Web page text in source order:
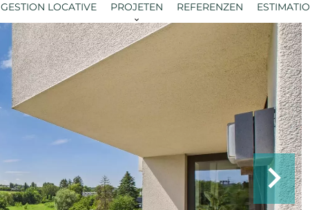
GESTION LOCATIVE PROJETEN REFERENZEN